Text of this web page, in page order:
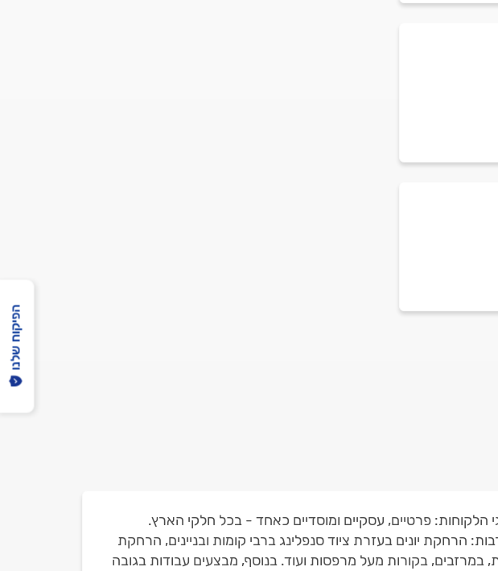
הלקוחות: פרטיים, עסקיים ומוסדיים כאחד - בכל חלקי הארץ.
הרחקת יונים בעזרת ציוד סנפלינג ברבי קומות ובניינים, הרחקת
במרזבים, בקורות מעל מרפסות ועוד. בנוסף, מבצעים עבודות בגובה
הפיקוח שלנו